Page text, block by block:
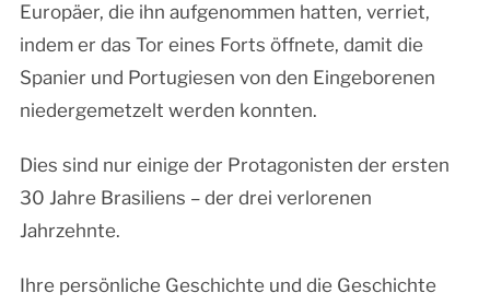
Europäer, die ihn aufgenommen hatten, verriet,
indem er das Tor eines Forts öffnete, damit die
Spanier und Portugiesen von den Eingeborenen
niedergemetzelt werden konnten.
Dies sind nur einige der Protagonisten der ersten
30 Jahre Brasiliens – der drei verlorenen
Jahrzehnte.
Ihre persönliche Geschichte und die Geschichte